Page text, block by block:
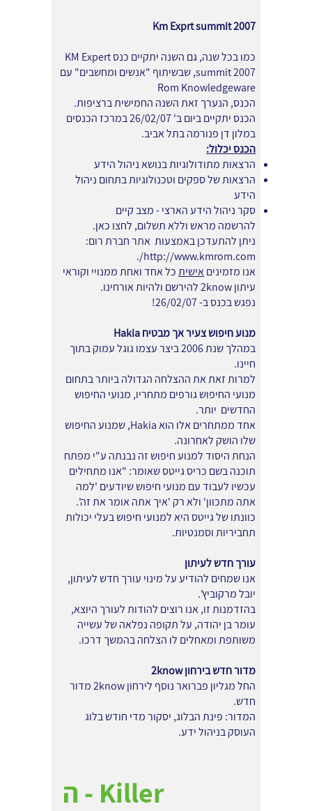
Km Exprt summit 2007
כמו בכל שנה, גם השנה יתקיים כנס KM Expert
summit 2007, שבשיתוף "אנשים ומחשבים" עם
Rom Knowledgeware
הכנס, הנערך זאת השנה החמישית ברציפות.
הכנס יתקיים ביום ב' 26/02/07 במרכז הכנסים
במלון דן פנורמה בתל אביב.
הכנס יכלול:
הרצאות מתודולוגיות בנושא ניהול הידע
הרצאות של ספקים וטכנולוגיות בתחום ניהול
הידע
סקר ניהול הידע הארצי - מצב קיים
להרשמה מראש וללא תשלום, לחצו כאן.
ניתן להתעדכן באמצעות אתר חברת רום:
http://www.kmrom.com/
.
אנו מזמיניםאישיתכל אחד ואחת ממנויי וקוראי
עיתון 2know להירשם ולהיות אורחינו.
נפגש בכנס ב- 26/02/07!
Hakia מנוע חיפוש צעיר אך מבטיח
במהלך שנת 2006 ביצר עצמו גוגל עמוק בתוך
חיינו.
למרות זאת את ההצלחה הגדולה ביותר בתחום
מנועי החיפוש גורפים מתחריו, מנועי החיפוש
החדשים יותר.
אחד ממתחרים אלו הוא Hakia, שמנוע החיפוש
שלו הושק לאחרונה.
הנחת היסוד למנוע חיפוש זה נבנתה ע"י מפתח
תוכנה בשם כריס גייטס שאומר: "אנו מתחילים
עכשיו לעבוד עם מנועי חיפוש שיודעים 'למה
אתה מתכוון' ולא רק 'איך אתה אומר את זה'.
כוונתו של גייטס היא למנועי חיפוש בעלי יכולות
תחביריות וסמנטיות.
עורך חדש לעיתון
אנו שמחים להודיע על מינוי עורך חדש לעיתון,
יובל מרקוביץ'.
בהזדמנות זו, אנו רוצים להודות לעורך היוצא,
עומר בן יהודה, על תקופה נפלאה של עשייה
משותפת ומאחלים לו הצלחה בהמשך דרכו.
מדור חדש בירחון 2know
החל מגליון פברואר נוסף לירחון 2know מדור
חדש.
המדור: פינת הבלוג, יסקור מדי חודש בלוג
העוסק בניהול ידע.
ה - Killer